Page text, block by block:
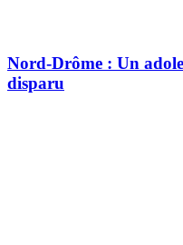
Nord-Drôme : Un
disparu